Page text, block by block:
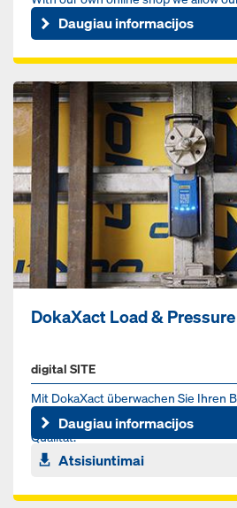
our online products at any time.
Daugiau informacijos
DokaXact Load & Pressure
digital SITE
Mit DokaXact überwachen Sie Ihren
Echtzeit für mehr Sicherheit, bessere
Qualität.
Daugiau informacijos
Atsisiuntimai